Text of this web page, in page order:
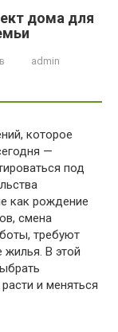
дома для
admin
которое
—
под
как рождение
смена
требуют
жилья. В этой
и меняться